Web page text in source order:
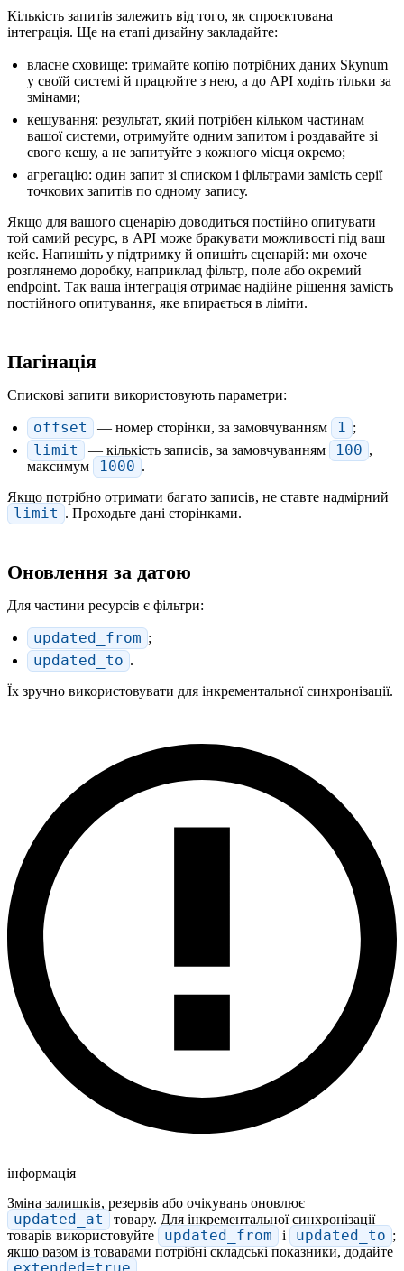
Кількість запитів залежить від того, як спроєктована
інтеграція. Ще на етапі дизайну закладайте:
власне сховище: тримайте копію потрібних даних Skynum
у своїй системі й працюйте з нею, а до API ходіть тільки за
змінами;
кешування: результат, який потрібен кільком частинам
вашої системи, отримуйте одним запитом і роздавайте зі
свого кешу, а не запитуйте з кожного місця окремо;
агрегацію: один запит зі списком і фільтрами замість серії
точкових запитів по одному запису.
Якщо для вашого сценарію доводиться постійно опитувати
той самий ресурс, в API може бракувати можливості під ваш
кейс. Напишіть у підтримку й опишіть сценарій: ми охоче
розглянемо доробку, наприклад фільтр, поле або окремий
endpoint. Так ваша інтеграція отримає надійне рішення замість
постійного опитування, яке впирається в ліміти.
Пагінація
Спискові запити використовують параметри:
offset — номер сторінки, за замовчуванням 1 ;
limit — кількість записів, за замовчуванням 100 ,
максимум
1000 .
Якщо потрібно отримати багато записів, не ставте надмірний
limit . Проходьте дані сторінками.
Оновлення за датою
Для частини ресурсів є фільтри:
updated_from ;
updated_to .
Їх зручно використовувати для інкрементальної синхронізації.
інформація
Зміна залишків, резервів або очікувань оновлює
updated_at
товару. Для інкрементальної синхронізації
товарів використовуйте
updated_from і updated_to ;
якщо разом із товарами потрібні складські показники, додайте